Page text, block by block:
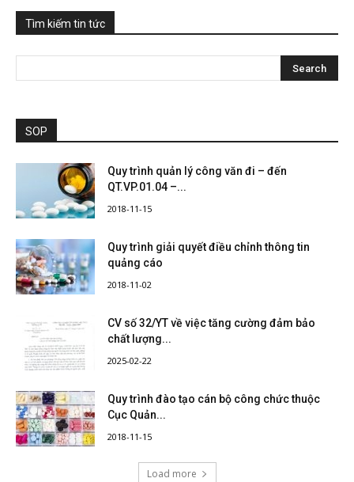
Tìm kiếm tin tức
SOP
Quy trình quản lý công văn đi – đến
QT.VP.01.04 –...
2018-11-15
Quy trình giải quyết điều chỉnh thông tin
quảng cáo
2018-11-02
CV số 32/YT về việc tăng cường đảm bảo
chất lượng...
2025-02-22
Quy trình đào tạo cán bộ công chức thuộc
Cục Quản...
2018-11-15
Load more